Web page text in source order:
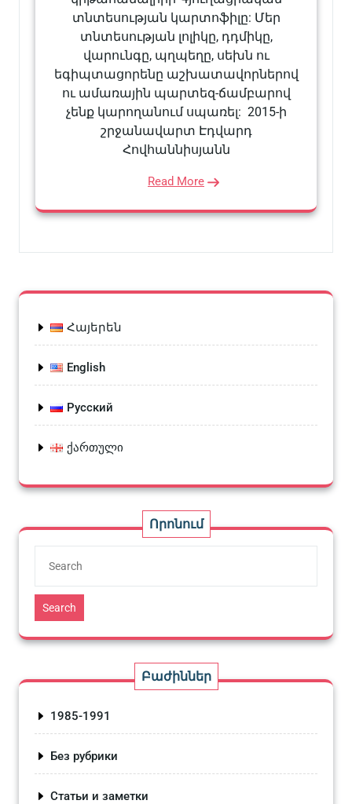
տնտեսության կարտոֆիլը: Մեր
տնտեսության լոլիկը, դդմիկը,
վարունգը, պղպեղը, սեխն ու
եգիպտացորենը աշխատավորներով
ու ամառային պարտեզ-ճամբարով
չենք կարողանում սպառել: 2015-ի
շրջանավարտ Էդվարդ
Հովհաննիսյանն
Read More
Հայերեն
English
Русский
ქართული
Որոնում
Search
Բաժիններ
1985-1991
Без рубрики
Статьи и заметки